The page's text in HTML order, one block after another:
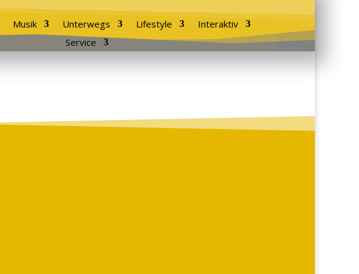
Musik Unterwegs Lifestyle
Interaktiv
Service